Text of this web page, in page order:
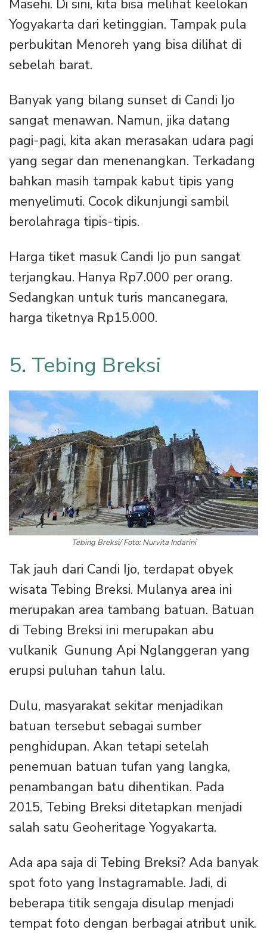
Masehi. Di sini, kita bisa melihat keelokan
Yogyakarta dari ketinggian. Tampak pula
perbukitan Menoreh yang bisa dilihat di
sebelah barat.
Banyak yang bilang sunset di Candi Ijo
sangat menawan. Namun, jika datang
pagi-pagi, kita akan merasakan udara pagi
yang segar dan menenangkan. Terkadang
bahkan masih tampak kabut tipis yang
menyelimuti. Cocok dikunjungi sambil
berolahraga tipis-tipis.
Harga tiket masuk Candi Ijo pun sangat
terjangkau. Hanya Rp7.000 per orang.
Sedangkan untuk turis mancanegara,
harga tiketnya Rp15.000.
5. Tebing Breksi
Tebing Breksi/ Foto: Nurvita Indarini
Tak jauh dari Candi Ijo, terdapat obyek
wisata Tebing Breksi. Mulanya area ini
merupakan area tambang batuan. Batuan
di Tebing Breksi ini merupakan abu
vulkanik Gunung Api Nglanggeran yang
erupsi puluhan tahun lalu.
Dulu, masyarakat sekitar menjadikan
batuan tersebut sebagai sumber
penghidupan. Akan tetapi setelah
penemuan batuan tufan yang langka,
penambangan batu dihentikan. Pada
2015, Tebing Breksi ditetapkan menjadi
salah satu Geoheritage Yogyakarta.
Ada apa saja di Tebing Breksi? Ada banyak
spot foto yang Instagramable. Jadi, di
beberapa titik sengaja disulap menjadi
tempat foto dengan berbagai atribut unik.